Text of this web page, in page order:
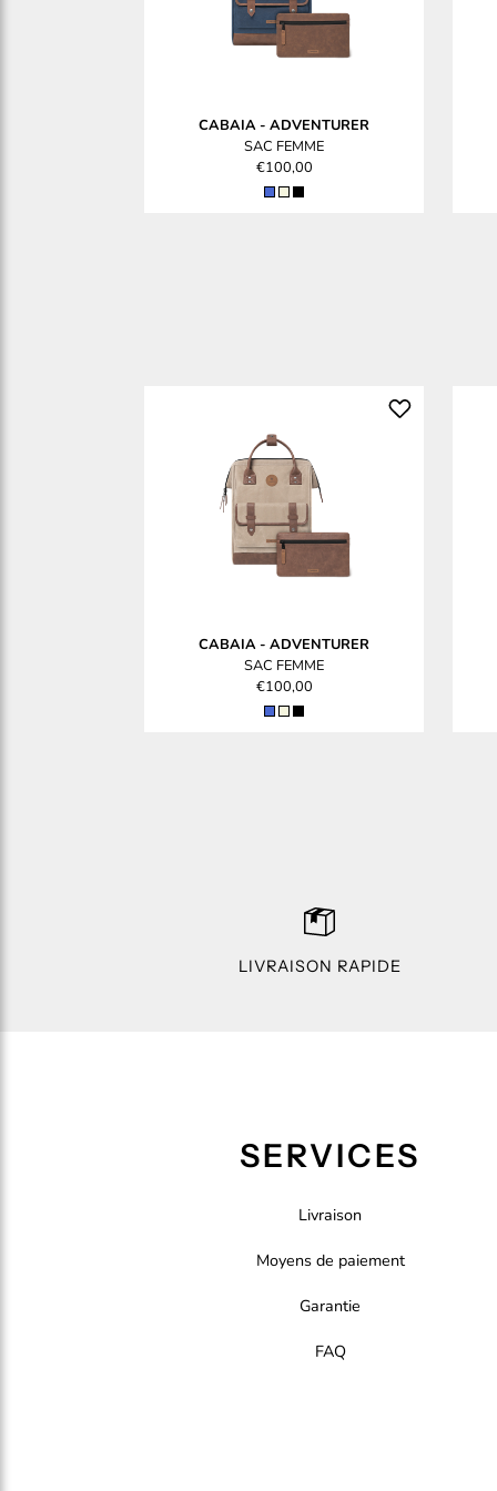
CABAIA- ADVENTURER
SAC FEMME
€100,00
CABAIA- ADVENTURER
SAC FEMME
€100,00
LIVRAISON RAPIDE
SERVICES
Livraison
Moyens de paiement
Garantie
FAQ